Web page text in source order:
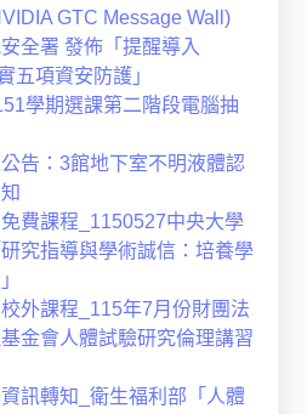
GTC Message Wall)
全署 發佈「提醒導入
五項資安防護」
學期選課第二階段電腦抽
告：3館地下室不明液體認
免費課程_1150527中央大學
究指導與學術誠信：培養學
校外課程_115年7月份財團法
金會人體試驗研究倫理講習
資訊轉知_衛生福利部「人體